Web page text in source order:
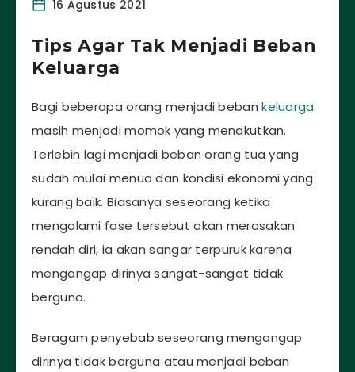
16 Agustus 2021
Tips Agar Tak Menjadi Beban
Keluarga
Bagi beberapa orang menjadi bebankeluarga
masih menjadi momok yang menakutkan.
Terlebih lagi menjadi beban orang tua yang
sudah mulai menua dan kondisi ekonomi yang
kurang baik. Biasanya seseorang ketika
mengalami fase tersebut akan merasakan
rendah diri, ia akan sangar terpuruk karena
mengangap dirinya sangat-sangat tidak
berguna.
Beragam penyebab seseorang mengangap
dirinya tidak berguna atau menjadi beban